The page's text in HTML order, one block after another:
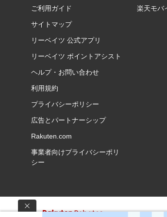
ご利用ガイド
サイトマップ
リーベイツ 公式アプリ
リーベイツ ポイントアシスト
ヘルプ・お問い合わせ
利用規約
プライバシーポリシー
広告とパートナーシップ
Rakuten.com
事業者向けプライバシーポリ
シー
楽天モバ